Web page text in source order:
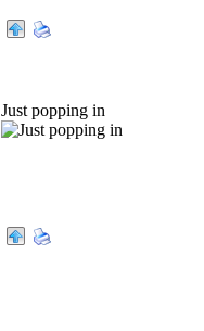
Just popping in